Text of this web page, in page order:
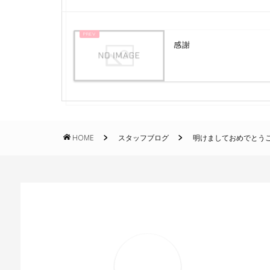
感謝
HOME スタッフブログ 明けましておめでとう